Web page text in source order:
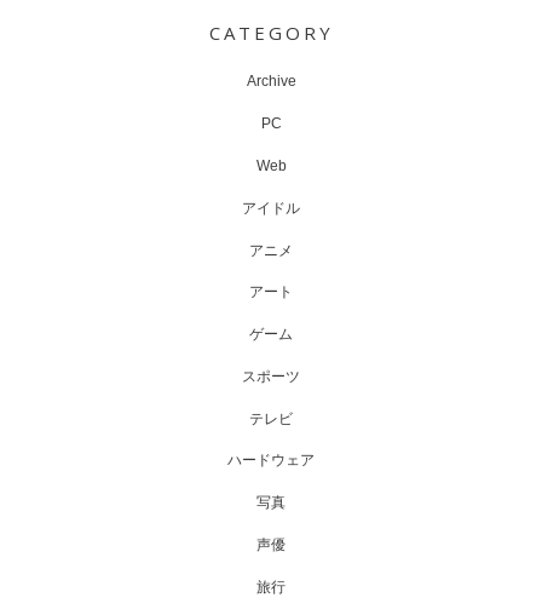
CATEGORY
Archive
PC
Web
アイドル
アニメ
アート
ゲーム
スポーツ
テレビ
ハードウェア
写真
声優
旅行